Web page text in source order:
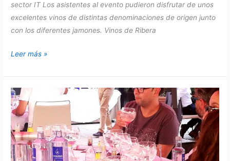
sector IT Los asistentes al evento pudieron disfrutar de unos
excelentes vinos de distintas denominaciones de origen junto
con los diferentes jamones. Vinos de Ribera
Cata
Vino
y
Jamón
en
Madrid
Leer más »